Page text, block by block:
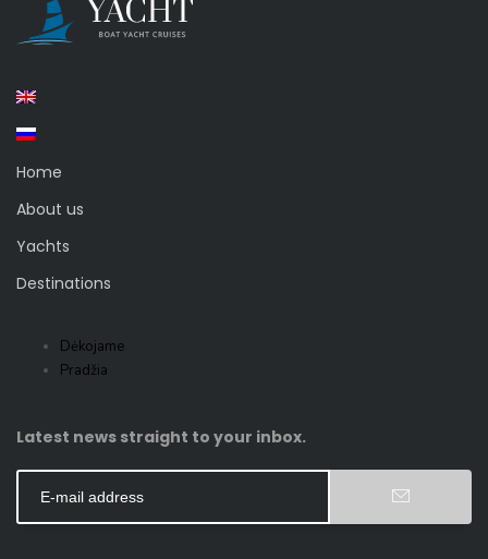
Home
About us
Yachts
Destinations
Dėkojame
Pradžia
Latest news straight to your inbox.